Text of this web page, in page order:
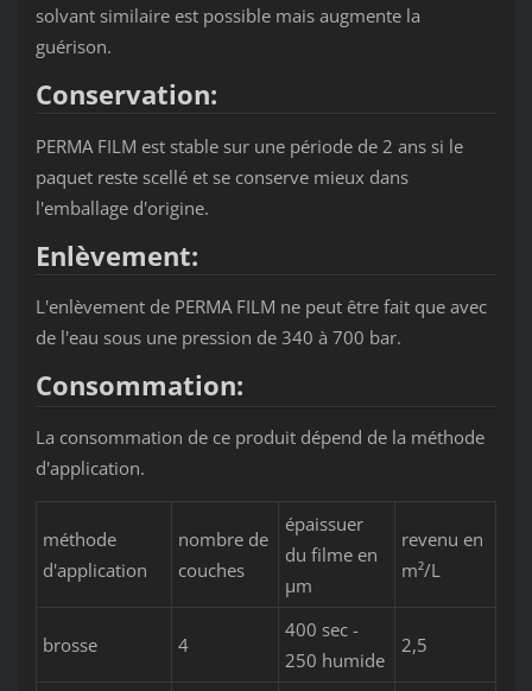
solvant similaire est possible mais augmente la
guérison.
Conservation:
PERMA FILM est stable sur une période de 2 ans si le
paquet reste scellé et se conserve mieux dans
l'emballage d'origine.
Enlèvement:
L'enlèvement de PERMA FILM ne peut être fait que avec
de l'eau sous une pression de 340 à 700 bar.
Consommation:
La consommation de ce produit dépend de la méthode
d'application.
méthode
d'application
nombre de
couches
épaissuer
du filme en
µm
revenu en
m²/L
brosse 4
400 sec -
250 humide
2,5